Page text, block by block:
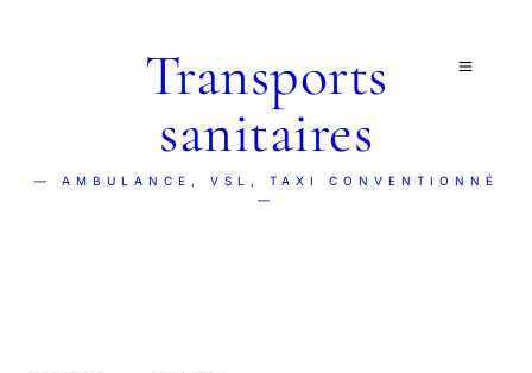
Transports
sanitaires
— AMBULANCE, VSL, TAXI CONVENTIONNÉ
—